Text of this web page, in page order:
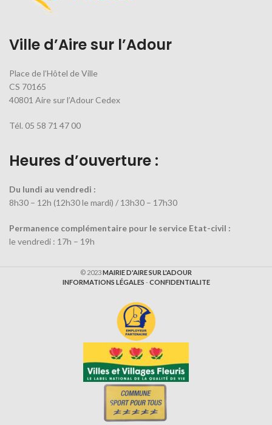
Ville d’Aire sur l’Adour
Place de l’Hôtel de Ville
CS 70165
40801 Aire sur l’Adour Cedex
Tél. 05 58 71 47 00
Heures d’ouverture :
Du lundi au vendredi :
8h30 – 12h (12h30 le mardi) / 13h30 – 17h30
Permanence complémentaire pour le service Etat-civil :
le vendredi : 17h – 19h
© 2023MAIRIE D'AIRE SUR L'ADOUR
INFORMATIONS LÉGALES -CONFIDENTIALITE